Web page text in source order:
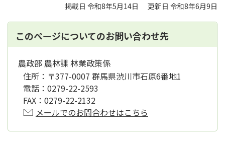
掲載日 令和8年5月14日 更新日 令和8年6月9日
このページについてのお問い合わせ先
農政部 農林課 林業政策係
住所： 〒377-0007 群馬県渋川市石原6番地1
電話： 0279-22-2593
FAX： 0279-22-2132
メールでのお問合わせはこちら